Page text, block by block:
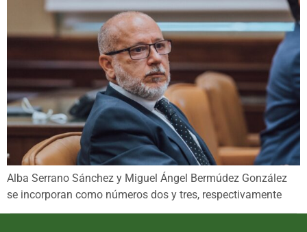
Alba Serrano Sánchez y Miguel Ángel Bermúdez González
se incorporan como números dos y tres, respectivamente